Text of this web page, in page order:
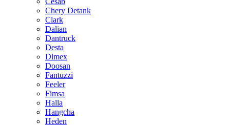
Chery Detank
Clark
Dalian
Dantruck
Desta
Dimex
Doosan
Fantuzzi
Feeler
Fimsa
Halla
Hangcha
Heden